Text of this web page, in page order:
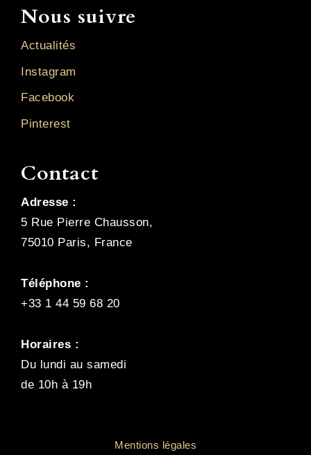
Nous suivre
Actualités
Instagram
Facebook
Pinterest
Contact
Adresse :
5 Rue Pierre Chausson,
75010 Paris, France
Téléphone :
+33 1 44 59 68 20
Horaires :
Du lundi au samedi
de 10h à 19h
Mentions légales